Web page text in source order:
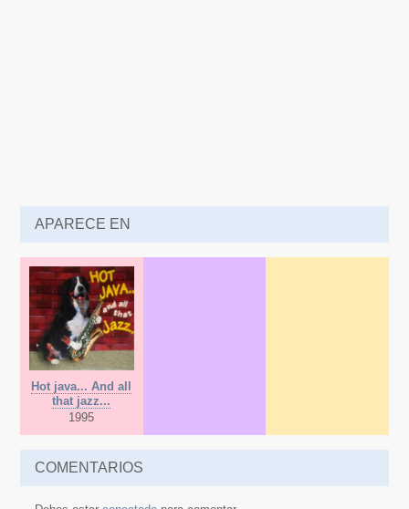
APARECE EN
Hot java... And all
that jazz...
1995
COMENTARIOS